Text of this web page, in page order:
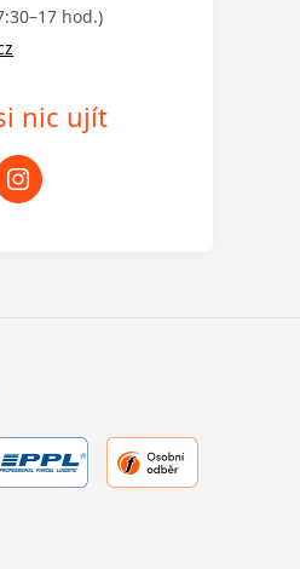
hod.)
nic ujít